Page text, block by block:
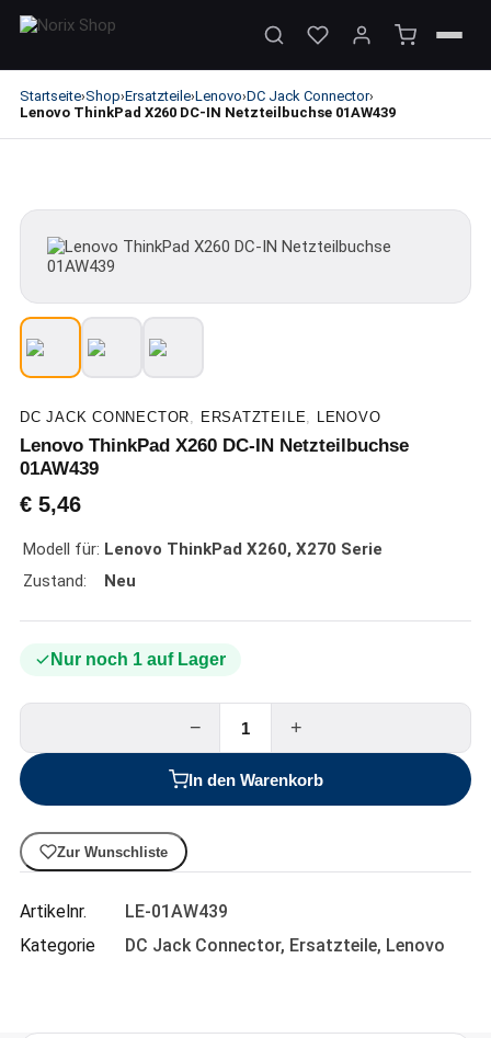
Startseite›Shop›Ersatzteile›Lenovo›DC Jack Connector›
Lenovo ThinkPad X260 DC-IN Netzteilbuchse 01AW439
DC JACK CONNECTOR, ERSATZTEILE, LENOVO
Lenovo ThinkPad X260 DC-IN Netzteilbuchse
01AW439
€5,46
Modell für: Lenovo ThinkPad X260, X270 Serie
Zustand:
Neu
Nur noch 1 auf Lager
− +
In den Warenkorb
Zur Wunschliste
Artikelnr.
LE-01AW439
Kategorie
DC Jack Connector, Ersatzteile, Lenovo